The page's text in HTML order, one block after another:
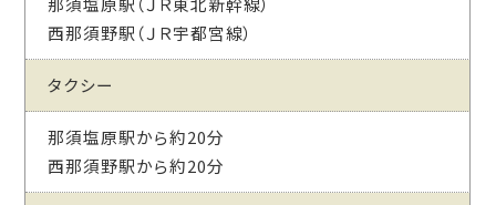
西那須野駅（ＪＲ宇都宮線）
タクシー
那須塩原駅から約20分
西那須野駅から約20分